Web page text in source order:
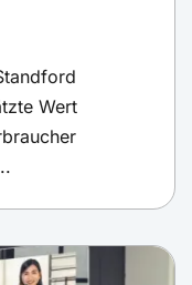
Wert